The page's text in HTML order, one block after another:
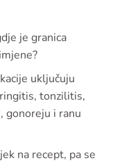
je granica
uključuju
tonzilitis,
gonoreju i ranu
na recept, pa se